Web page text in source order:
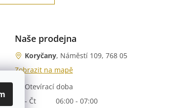
Naše prodejna
Koryčany, Náměstí 109, 768 05
Zobrazit na mapě
Otevírací doba
Po - Čt
06:00 - 07:00